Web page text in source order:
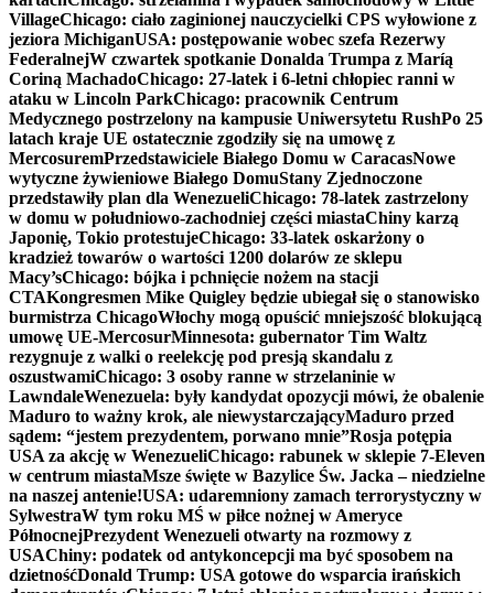
VillageChicago: ciało zaginionej nauczycielki CPS wyłowione z
jeziora MichiganUSA: postępowanie wobec szefa Rezerwy
FederalnejW czwartek spotkanie Donalda Trumpa z Maríą
Coriną MachadoChicago: 27-latek i 6-letni chłopiec ranni w
ataku w Lincoln ParkChicago: pracownik Centrum
Medycznego postrzelony na kampusie Uniwersytetu RushPo 25
latach kraje UE ostatecznie zgodziły się na umowę z
MercosuremPrzedstawiciele Białego Domu w CaracasNowe
wytyczne żywieniowe Białego DomuStany Zjednoczone
przedstawiły plan dla WenezueliChicago: 78-latek zastrzelony
w domu w południowo-zachodniej części miastaChiny karzą
Japonię, Tokio protestujeChicago: 33-latek oskarżony o
kradzież towarów o wartości 1200 dolarów ze sklepu
Macy’sChicago: bójka i pchnięcie nożem na stacji
CTAKongresmen Mike Quigley będzie ubiegał się o stanowisko
burmistrza ChicagoWłochy mogą opuścić mniejszość blokującą
umowę UE-MercosurMinnesota: gubernator Tim Waltz
rezygnuje z walki o reelekcję pod presją skandalu z
oszustwamiChicago: 3 osoby ranne w strzelaninie w
LawndaleWenezuela: były kandydat opozycji mówi, że obalenie
Maduro to ważny krok, ale niewystarczającyMaduro przed
sądem: “jestem prezydentem, porwano mnie”Rosja potępia
USA za akcję w WenezueliChicago: rabunek w sklepie 7-Eleven
w centrum miastaMsze święte w Bazylice Św. Jacka – niedzielne
na naszej antenie!USA: udaremniony zamach terrorystyczny w
SylwestraW tym roku MŚ w piłce nożnej w Ameryce
PółnocnejPrezydent Wenezueli otwarty na rozmowy z
USAChiny: podatek od antykoncepcji ma być sposobem na
dzietnośćDonald Trump: USA gotowe do wsparcia irańskich